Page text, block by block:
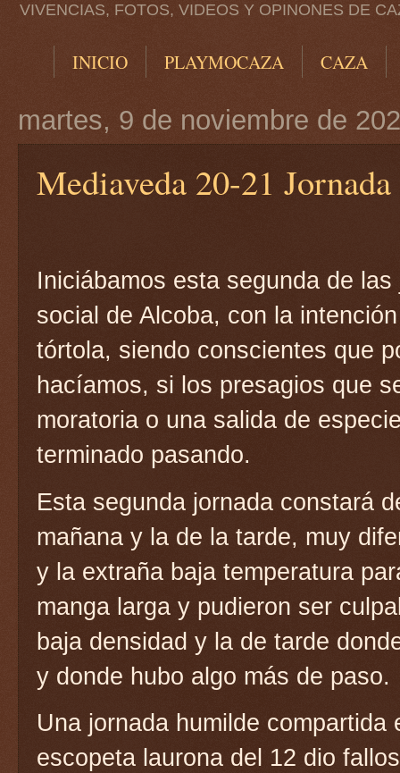
VIVENCIAS, FOTOS, VIDEOS Y OPINONES DE
INICIO PLAYMOCAZA CAZA
martes, 9 de noviembre de
Mediaveda 20-21
Iniciábamos esta segunda de
social de Alcoba, con la
tórtola, siendo conscientes que
hacíamos, si los presagios que
moratoria o una salida de
terminado pasando.
Esta segunda jornada constará
mañana y la de la tarde, muy
y la extraña baja temperatura
manga larga y pudieron ser
baja densidad y la de tarde
y donde hubo algo más de paso.
Una jornada humilde
escopeta laurona del 12 dio